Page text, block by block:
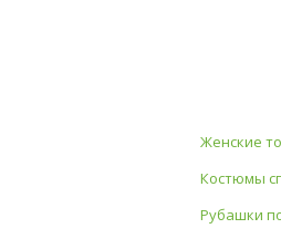
Женские
Костюмы
Рубашки